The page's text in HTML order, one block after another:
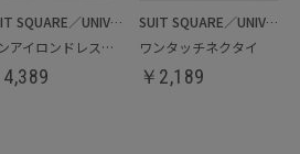
SUIT SQUARE／UNIVERSAL LANGUAGE
ノンアイロンドレスシャツ
4,389
SUIT SQUARE／UNIVERSAL LANGUAGE
ワンタッチネクタイ
￥ 2,189